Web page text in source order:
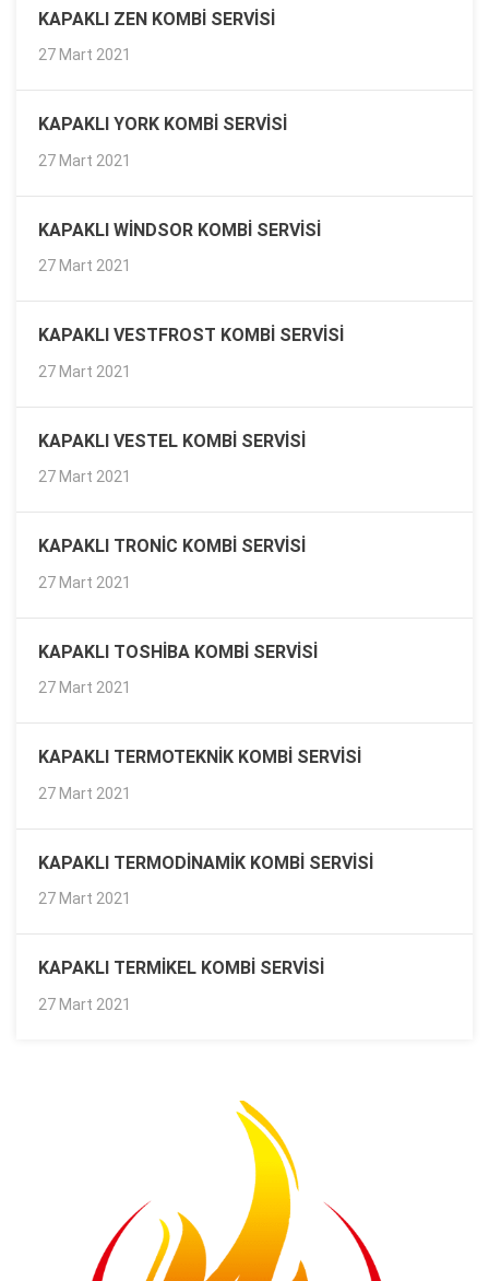
KAPAKLI ZEN KOMBI SERVISI
27 Mart 2021
KAPAKLI YORK KOMBI SERVISI
27 Mart 2021
KAPAKLI WINDSOR KOMBI SERVISI
27 Mart 2021
KAPAKLI VESTFROST KOMBI SERVISI
27 Mart 2021
KAPAKLI VESTEL KOMBI SERVISI
27 Mart 2021
KAPAKLI TRONIC KOMBI SERVISI
27 Mart 2021
KAPAKLI TOSHIBA KOMBI SERVISI
27 Mart 2021
KAPAKLI TERMOTEKNIK KOMBI SERVISI
27 Mart 2021
KAPAKLI TERMODINAMIK KOMBI SERVISI
27 Mart 2021
KAPAKLI TERMIKEL KOMBI SERVISI
27 Mart 2021